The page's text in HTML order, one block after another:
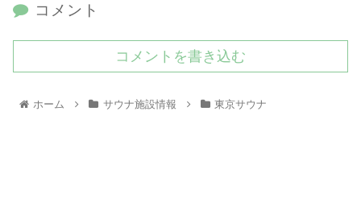
コメント
コメントを書き込む
ホーム サウナ施設情報 東京サウナ